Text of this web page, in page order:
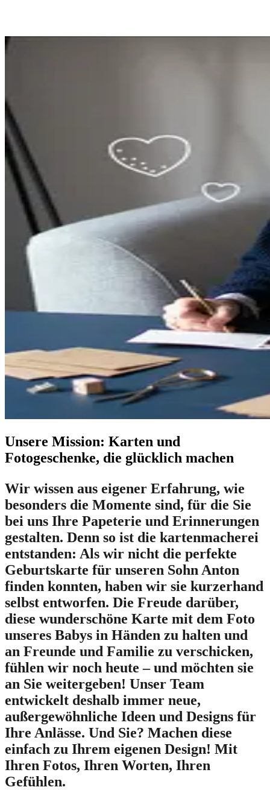
Unsere Mission: Karten und
Fotogeschenke, die glücklich machen
Wir wissen aus eigener Erfahrung, wie
besonders die Momente sind, für die Sie
bei uns Ihre Papeterie und Erinnerungen
gestalten. Denn so ist die kartenmacherei
entstanden: Als wir nicht die perfekte
Geburtskarte für unseren Sohn Anton
finden konnten, haben wir sie kurzerhand
selbst entworfen. Die Freude darüber,
diese wunderschöne Karte mit dem Foto
unseres Babys in Händen zu halten und
an Freunde und Familie zu verschicken,
fühlen wir noch heute – und möchten sie
an Sie weitergeben! Unser Team
entwickelt deshalb immer neue,
außergewöhnliche Ideen und Designs für
Ihre Anlässe. Und Sie? Machen diese
einfach zu Ihrem eigenen Design! Mit
Ihren Fotos, Ihren Worten, Ihren
Gefühlen.